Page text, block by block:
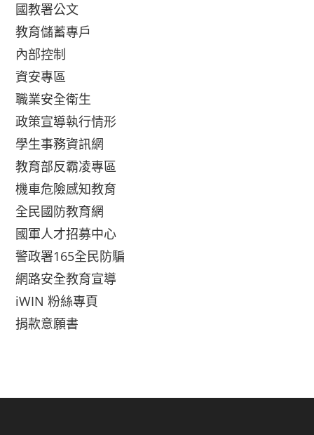
國教署公文
教育儲蓄專戶
內部控制
資安專區
職業安全衛生
政策宣導執行情形
學生事務資訊網
教育部反霸凌專區
機車危險感知教育
全民國防教育網
國軍人才招募中心
警政署165全民防騙
網路安全教育宣導
iWIN 粉絲專頁
捐款意願書